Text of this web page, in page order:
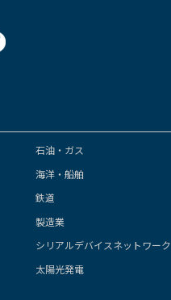
石油・ガス
海洋・船舶
鉄道
製造業
シリアルデバイスネットワーク
太陽光発電